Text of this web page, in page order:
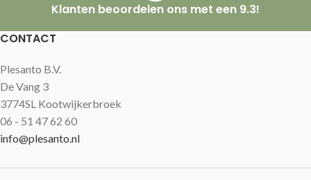
Klanten beoordelen ons met een 9.3!
CONTACT
Plesanto B.V.
De Vang 3
3774SL Kootwijkerbroek
06 - 51 47 62 60
info@plesanto.nl